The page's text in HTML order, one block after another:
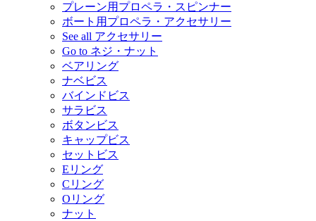
プレーン用プロペラ・スピンナー
ボート用プロペラ・アクセサリー
See all アクセサリー
Go to ネジ・ナット
ベアリング
ナベビス
バインドビス
サラビス
ボタンビス
キャップビス
セットビス
Eリング
Cリング
Oリング
ナット